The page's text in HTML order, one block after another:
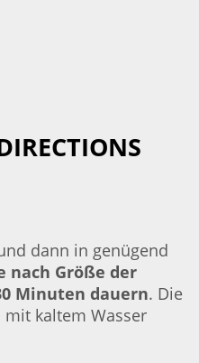
dann in genügend
nach Größe der
Minuten dauern. Die
kaltem Wasser